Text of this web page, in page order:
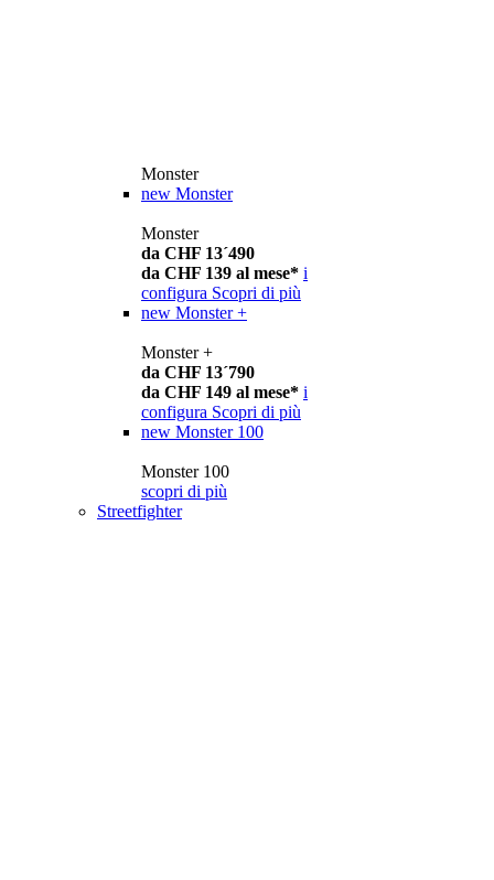
Monster
new Monster
Monster
da CHF 13´490
da CHF 139 al mese* i
configura Scopri di più
new Monster +
Monster +
da CHF 13´790
da CHF 149 al mese* i
configura Scopri di più
new Monster 100
Monster 100
scopri di più
Streetfighter